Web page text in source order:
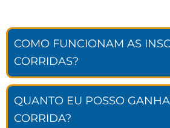
COMO FUNCIONAM AS
CORRIDAS?
QUANTO EU POSSO
CORRIDA?